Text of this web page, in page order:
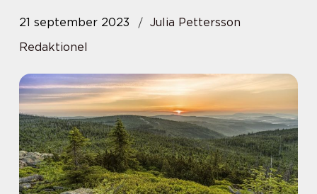
21 september 2023
Julia Pettersson
Redaktionel